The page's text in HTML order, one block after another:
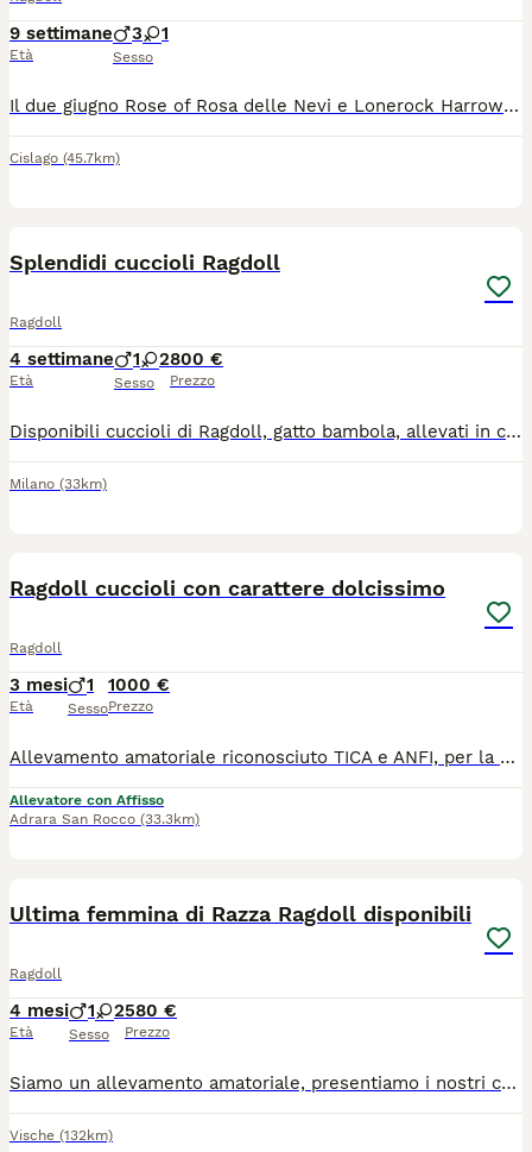
9 settimane
Età
3 1
Sesso
Il due giugno Rose of Rosa delle Nevi e Lonerock Harrow hanno avuto sei cuccioli . I cuccioli potranno raggiungere le loro nuove famiglie dai primi di settembre al compimento del terzo mese di vita con: Pedigree FIAF (WCF ) ministerialmente riconosciuto, vaccinati e sverminati , microchippati , con documentazione relativa ai genitori testati ed esenti per PKD,HCM, giardia , Fiv,Felv e regolare libretto sanitario . Più un kit di pappa a cui il gattino è abituato per i primi giorni , con contratto di cessione . Il prezzo indicato è per un gattino da compagnia .
Cislago (45.7km)
Splendidi cuccioli Ragdoll
Ragdoll
4 settimane
Età
1 2
Sesso
800 €
Prezzo
Disponibili cuccioli di Ragdoll, gatto bambola, allevati in casa. Socializzati anche con cani. Carattere dolce e affettuoso.
Milano (33km)
Ragdoll cuccioli con carattere dolcissimo
Ragdoll
3 mesi
Età
1
Sesso
1000 €
Prezzo
Allevamento amatoriale riconosciuto TICA e ANFI, per la selezione del Ragdoll, vende ad appassionati ed intenditori bellissimi cuccioli selezionati di ottima genealogia. I cuccioli vengono allevati in famiglia per lo sviluppo del migliore imprinting e della dolcezza del loro carattere. Vengono ceduti dopo le opportune sverminazioni, i vaccini previsti e la visita di controllo del veterinario.
Allevatore con Affisso
Adrara San Rocco (33.3km)
Ultima femmina di Razza Ragdoll disponibili
Ragdoll
4 mesi
Età
1 2
Sesso
580 €
Prezzo
Siamo un allevamento amatoriale, presentiamo i nostri cuccioli che potranno lasciare la loro mamma gatta dal 9 giugno in vendita. E' disponibile l' ultima due femminuccia dolce e coccolona. Sono gattini meravigliosi, dal manto folto e setoso, meravigliosi occhi blu e coda maestosa. Abituati a essere manipolati fin dai primi giorni di vita, crescono con i genitori, in ambiente familiare, adatti ai bambini. Sono estremamente dolci e tranquilli, abituati al tiragraffi, alla lettiera, cibo umido e secco. I genitori sono testati per le HCM e Pkd, fiv e felv negativi. Verranno venduti con microchip, doppio ciclo vaccinale , svermati e certificato di buona salute. Tel. 3917545440
Vische (132km)